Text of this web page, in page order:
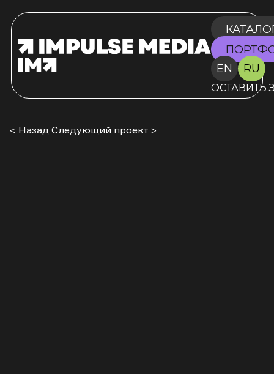
EN
RU
ОСТАВИТЬ
< Назад Следующий проект >